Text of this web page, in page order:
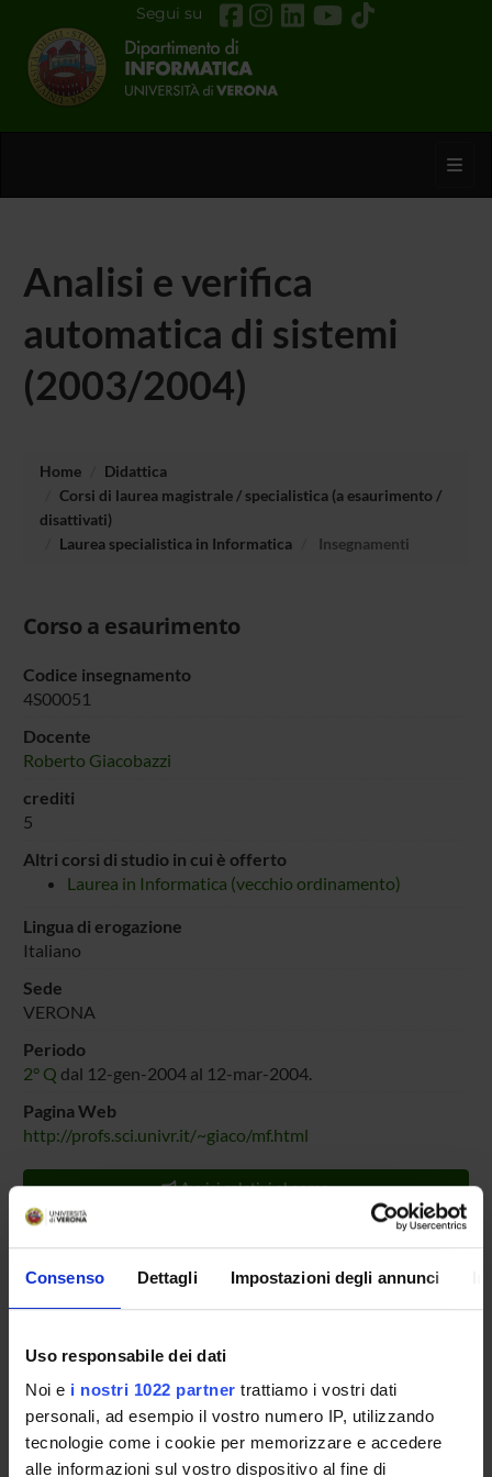
Consenso Dettagli Impostazioni degli annunci
Uso responsabile dei dati
Noi e i nostri 1022 partner trattiamo i vostri dati
personali, ad esempio il vostro numero IP, utilizzando
tecnologie come i cookie per memorizzare e accedere
alle informazioni sul vostro dispositivo al fine di
Segui su
Analisi e verifica
automatica di sistemi
(2003/2004)
Home
Didattica
Corsi di laurea magistrale / specialistica (a esaurimento /
disattivati)
Laurea specialistica in Informatica
Insegnamenti
Corso a esaurimento
Codice insegnamento
4S00051
Docente
Roberto Giacobazzi
crediti
5
Altri corsi di studio in cui è offerto
Laurea in Informatica (vecchio ordinamento)
Lingua di erogazione
Italiano
Sede
VERONA
Periodo
2° Q dal 12-gen-2004 al 12-mar-2004.
Pagina Web
http://profs.sci.univr.it/~giaco/mf.html
Avvisi relativi al corso
ORARIO LEZIONI
Documenti
|Non definito (html, it, 0 KB, 27/10/02)
(Mostra/Nascondi)